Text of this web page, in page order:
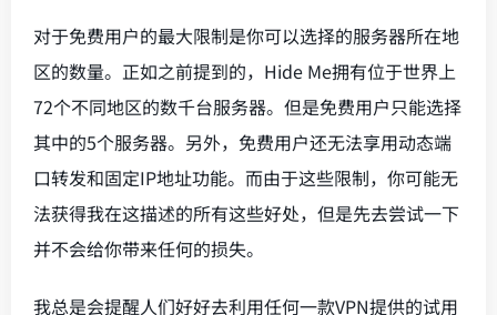
对于免费用户的最大限制是你可以选择的服务器所在地
区的数量。正如之前提到的，Hide Me拥有位于世界上
72个不同地区的数千台服务器。但是免费用户只能选择
其中的5个服务器。另外，免费用户还无法享用动态端
口转发和固定IP地址功能。而由于这些限制，你可能无
法获得我在这描述的所有这些好处，但是先去尝试一下
并不会给你带来任何的损失。
我总是会提醒人们好好去利用任何一款VPN提供的试用